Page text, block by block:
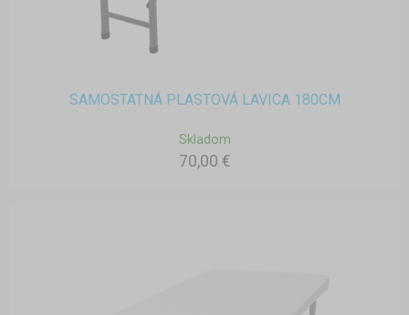
SAMOSTATNÁ PLASTOVÁ LAVICA 180CM
Skladom
70,00 €